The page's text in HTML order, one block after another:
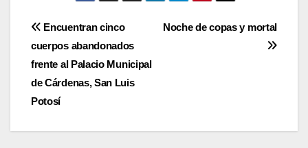
Navegación
de
entradas
Noche de copas y mortal
Encuentran cinco
cuerpos abandonados
frente al Palacio Municipal
de Cárdenas, San Luis
Potosí